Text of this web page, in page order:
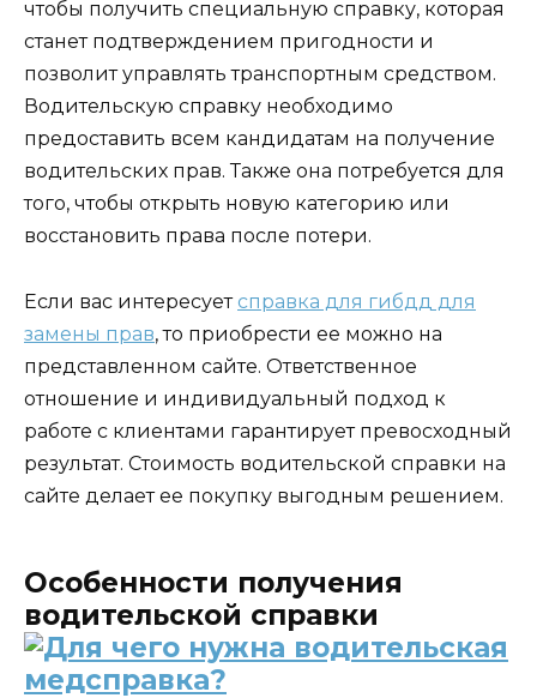
чтобы получить специальную справку, которая
станет подтверждением пригодности и
позволит управлять транспортным средством.
Водительскую справку необходимо
предоставить всем кандидатам на получение
водительских прав. Также она потребуется для
того, чтобы открыть новую категорию или
восстановить права после потери.
Если вас интересуетсправка для гибдд для
замены прав, то приобрести ее можно на
представленном сайте. Ответственное
отношение и индивидуальный подход к
работе с клиентами гарантирует превосходный
результат. Стоимость водительской справки на
сайте делает ее покупку выгодным решением.
Особенности получения
водительской справки